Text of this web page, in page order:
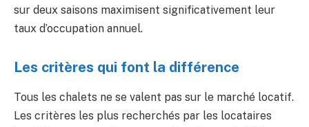
sur deux saisons maximisent significativement leur
taux d’occupation annuel.
Les critères qui font la différence
Tous les chalets ne se valent pas sur le marché locatif.
Les critères les plus recherchés par les locataires